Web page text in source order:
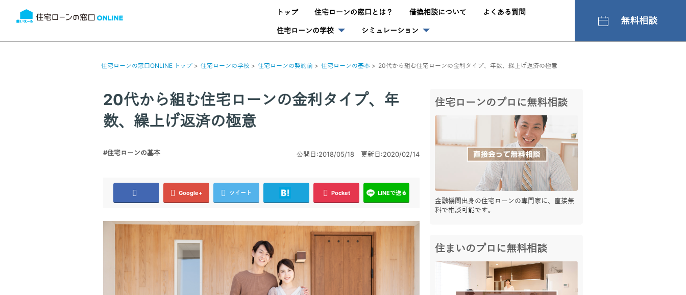
トップ 住宅ローンの窓口とは？ 借換相談について よくある質問
住宅ローンの学校 シミュレーション
無料相談
住宅ローンの窓口ONLINE トップ 住宅ローンの学校 住宅ローンの契約前 住宅ローンの基本 20代から組む住宅ローンの金利タイプ、年数、繰上げ返済の極意
20代から組む住宅ローンの金利タイプ、年
数、繰上げ返済の極意
#住宅ローンの基本 公開日:2018/05/18 更新日:2020/02/14
Google+ ツイート Pocket LINEで送る
住宅ローンのプロに無料相談
金融機関出身の住宅ローンの専門家に、直接無
料で相談可能です。
住まいのプロに無料相談